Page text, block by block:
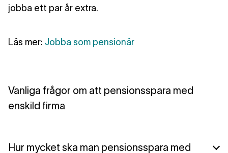
jobba ett par år extra.
Läs mer: Jobba som pensionär
Vanliga frågor om att pensionsspara med
enskild firma
Hur mycket ska man pensionsspara med